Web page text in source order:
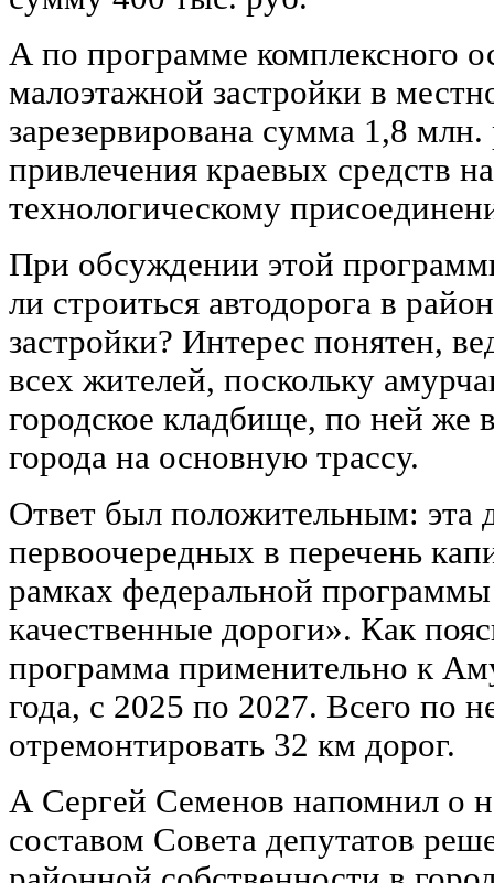
А по программе комплексного
малоэтажной застройки в
зарезервирована сумма 1,8 млн.
привлечения краевых средств
технологическому
При обсуждении этой
ли строиться автодорога в
застройки? Интерес понятен,
всех жителей, поскольку
городское кладбище, по ней же
города на основную трассу.
Ответ был положительным: эта
первоочередных в перечень
рамках федеральной
качественные дороги». Как
программа применительно к
года, с 2025 по 2027. Всего по
отремонтировать 32 км дорог.
А Сергей Семенов напомнил о
составом Совета депутатов